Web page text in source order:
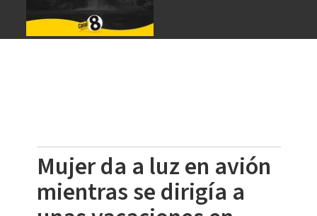
Mujer da a luz en avión
mientras se dirigía a